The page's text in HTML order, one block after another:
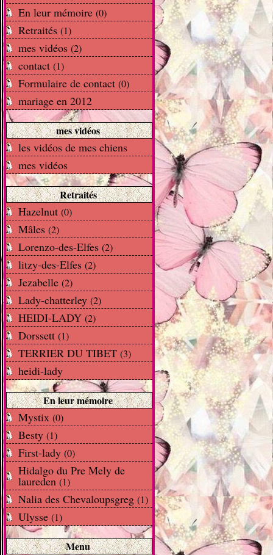
En leur mémoire (0)
Retraités (1)
mes vidéos (2)
contact (1)
Formulaire de contact (0)
mariage en 2012
mes vidéos
les vidéos de mes chiens
mes vidéos
Retraités
Hazelnut (0)
Mâles (2)
Lorenzo-des-Elfes (2)
litzy-des-Elfes (2)
Jezabelle (2)
Lady-chatterley (2)
HEIDI-LADY (2)
Dorssett (1)
TERRIER DU TIBET (3)
heidi-lady
En leur mémoire
Mystix (0)
Besty (1)
First-lady (0)
Hidalgo du Pre Mely de
laureden (1)
Nalia des Chevaloupsgreg (1)
Ulysse (1)
Menu